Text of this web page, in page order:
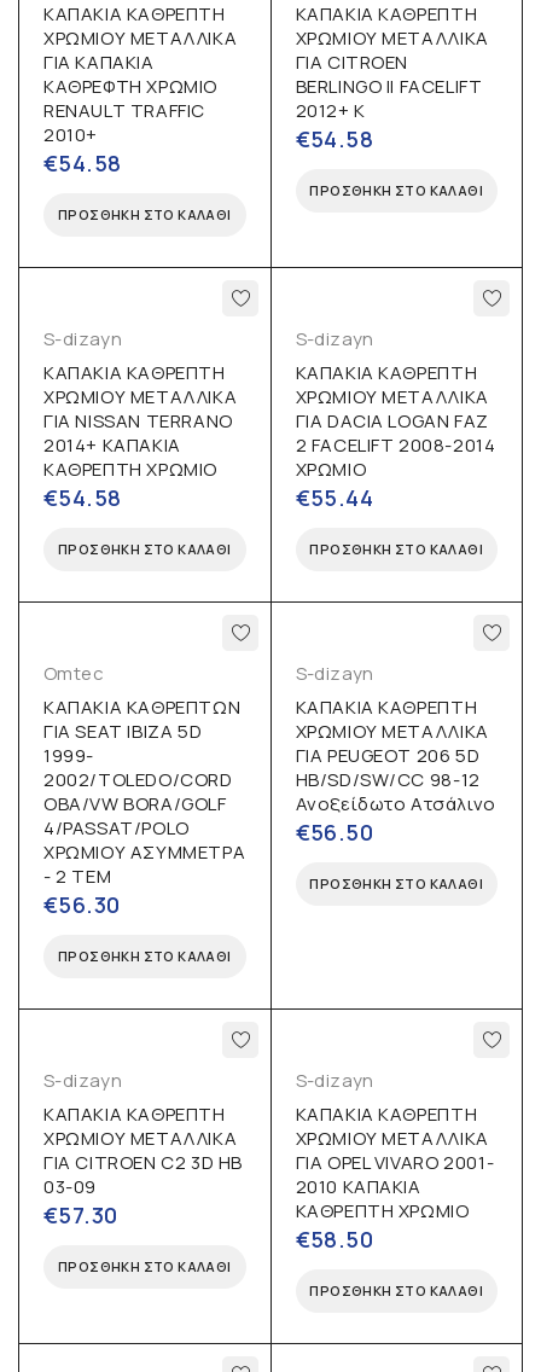
ΚΑΠΑΚΙΑ ΚΑΘΡΕΠΤΗ
ΧΡΩΜΙΟΥ ΜΕΤΑΛΛΙΚΑ
ΓΙΑ ΚΑΠΑΚΙΑ
ΚΑΘΡΕΦΤΗ ΧΡΩΜΙΟ
RENAULT TRAFFIC
2010+
€54.58
ΠΡΟΣΘΉΚΗ ΣΤΟ ΚΑΛΆΘΙ
ΚΑΠΑΚΙΑ ΚΑΘΡΕΠΤΗ
ΧΡΩΜΙΟΥ ΜΕΤΑΛΛΙΚΑ
ΓΙΑ CITROEN
BERLINGO II FACELIFT
2012+ Κ
€54.58
ΠΡΟΣΘΉΚΗ ΣΤΟ ΚΑΛΆΘΙ
S-dizayn
ΚΑΠΑΚΙΑ ΚΑΘΡΕΠΤΗ
ΧΡΩΜΙΟΥ ΜΕΤΑΛΛΙΚΑ
ΓΙΑ NISSAN TERRANO
2014+ ΚΑΠΑΚΙΑ
ΚΑΘΡΕΠΤΗ ΧΡΩΜΙΟ
€54.58
ΠΡΟΣΘΉΚΗ ΣΤΟ ΚΑΛΆΘΙ
S-dizayn
ΚΑΠΑΚΙΑ ΚΑΘΡΕΠΤΗ
ΧΡΩΜΙΟΥ ΜΕΤΑΛΛΙΚΑ
ΓΙΑ DACIA LOGAN FAZ
2 FACELIFT 2008-2014
ΧΡΩΜΙΟ
€55.44
ΠΡΟΣΘΉΚΗ ΣΤΟ ΚΑΛΆΘΙ
Omtec
ΚΑΠΑΚΙΑ ΚΑΘΡΕΠΤΩΝ
ΓΙΑ SEAT IBIZA 5D
1999-
2002/TOLEDO/CORD
OBA/VW BORA/GOLF
4/PASSAT/POLO
ΧΡΩΜΙΟΥ ΑΣΥΜΜΕΤΡΑ
- 2 ΤΕΜ
€56.30
ΠΡΟΣΘΉΚΗ ΣΤΟ ΚΑΛΆΘΙ
S-dizayn
ΚΑΠΑΚΙΑ ΚΑΘΡΕΠΤΗ
ΧΡΩΜΙΟΥ ΜΕΤΑΛΛΙΚΑ
ΓΙΑ PEUGEOT 206 5D
HB/SD/SW/CC 98-12
Ανοξείδωτο Ατσάλινο
€56.50
ΠΡΟΣΘΉΚΗ ΣΤΟ ΚΑΛΆΘΙ
S-dizayn
ΚΑΠΑΚΙΑ ΚΑΘΡΕΠΤΗ
ΧΡΩΜΙΟΥ ΜΕΤΑΛΛΙΚΑ
ΓΙΑ CITROEN C2 3D HB
03-09
€57.30
ΠΡΟΣΘΉΚΗ ΣΤΟ ΚΑΛΆΘΙ
S-dizayn
ΚΑΠΑΚΙΑ ΚΑΘΡΕΠΤΗ
ΧΡΩΜΙΟΥ ΜΕΤΑΛΛΙΚΑ
ΓΙΑ OPEL VIVARO 2001-
2010 ΚΑΠΑΚΙΑ
ΚΑΘΡΕΠΤΗ ΧΡΩΜΙΟ
€58.50
ΠΡΟΣΘΉΚΗ ΣΤΟ ΚΑΛΆΘΙ